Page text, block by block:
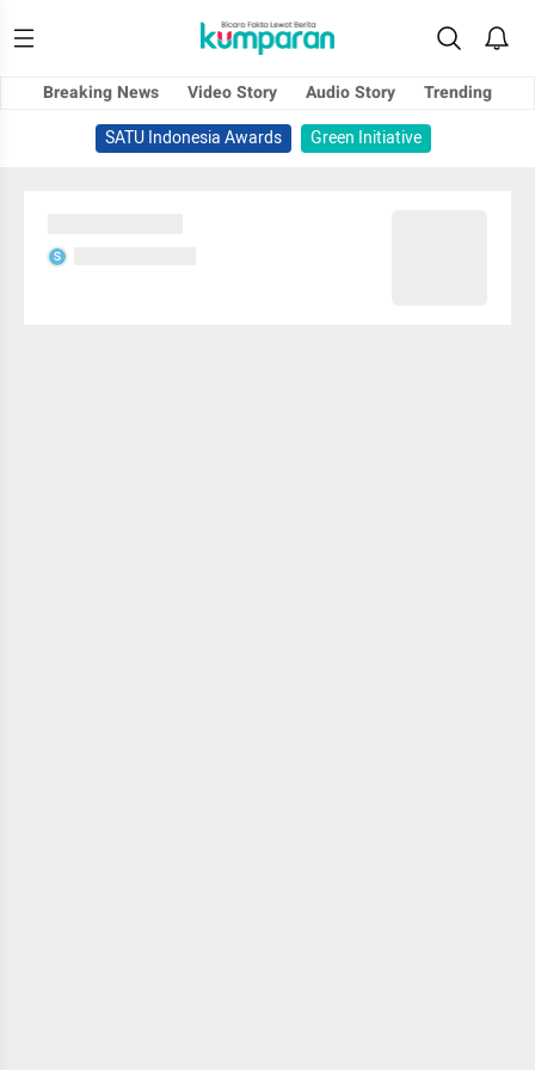
Breaking News Video Story Audio Story
Trending
SATU Indonesia Awards
Green Initiative
S